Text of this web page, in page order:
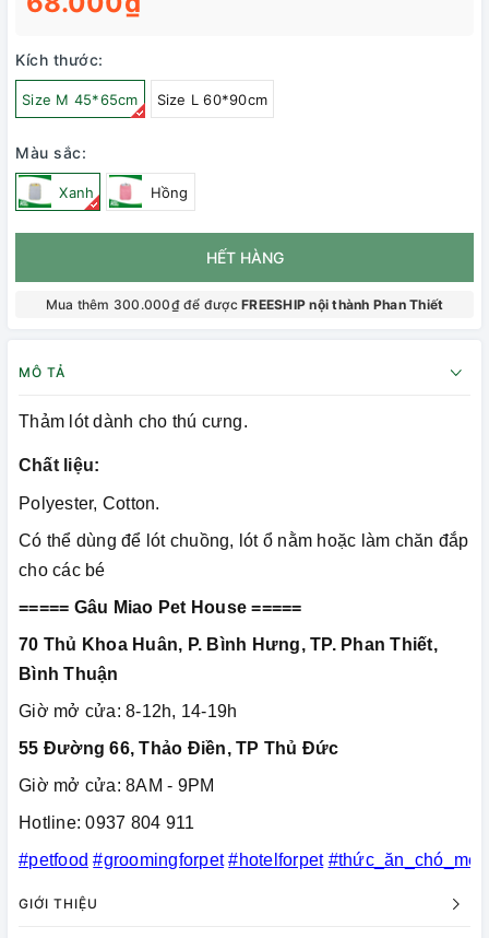
Kích thước:
Size M 45*65cm Size L 60*90cm
Màu sắc:
Xanh Hồng
HẾT HÀNG
Mua thêm 300.000₫ để đượcFREESHIP nội thành Phan Thiết
MÔ TẢ
Thảm lót dành cho thú cưng.
Chất liệu:
Polyester, Cotton.
Có thể dùng để lót chuồng, lót ổ nằm hoặc làm chăn đắp
cho các bé
===== Gâu Miao Pet House =====
70 Thủ Khoa Huân, P. Bình Hưng, TP. Phan Thiết,
Bình Thuận
Giờ mở cửa: 8-12h, 14-19h
55 Đường 66, Thảo Điền, TP Thủ Đức
Giờ mở cửa: 8AM - 9PM
Hotline: 0937 804 911
#petfood #groomingforpet #hotelforpet #thức_ăn_chó_mèo
GIỚI THIỆU